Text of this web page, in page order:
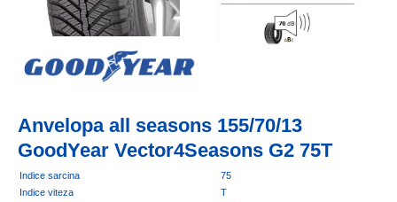
Anvelopa all seasons 155/70/13
GoodYear Vector4Seasons G2 75T
Indice sarcina
75
Indice viteza
T